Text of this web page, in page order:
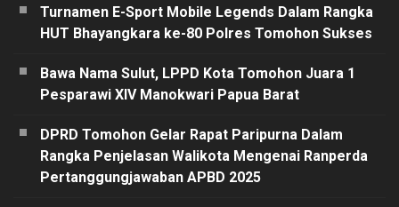
Turnamen E-Sport Mobile Legends Dalam Rangka
HUT Bhayangkara ke-80 Polres Tomohon Sukses
Bawa Nama Sulut, LPPD Kota Tomohon Juara 1
Pesparawi XIV Manokwari Papua Barat
DPRD Tomohon Gelar Rapat Paripurna Dalam
Rangka Penjelasan Walikota Mengenai Ranperda
Pertanggungjawaban APBD 2025